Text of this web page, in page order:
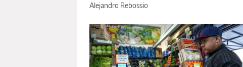
Alejandro Rebossio